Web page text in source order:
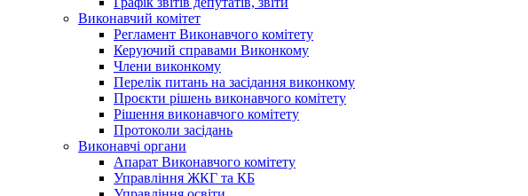
Виконавчий комітет
Регламент Виконавчого комітету
Керуючий справами Виконкому
Члени виконкому
Перелік питань на засідання виконкому
Проєкти рішень виконавчого комітету
Рішення виконавчого комітету
Протоколи засідань
Виконавчі органи
Апарат Виконавчого комітету
Управління ЖКГ та КБ